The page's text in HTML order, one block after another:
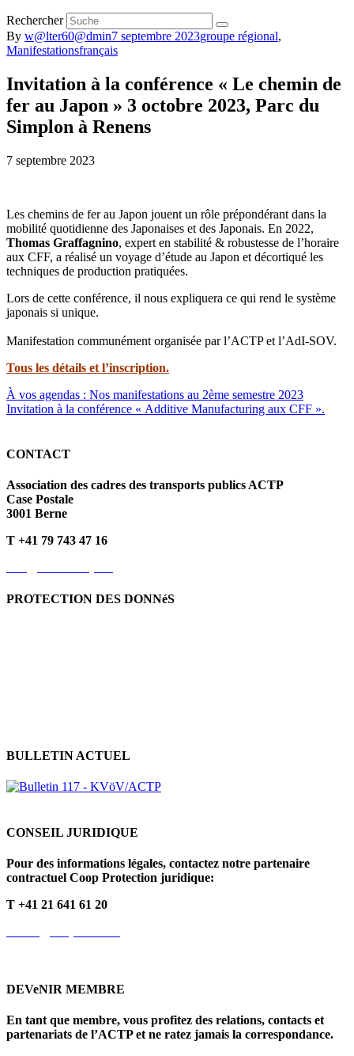
Rechercher
By w@lter60@dmin7 septembre 2023groupe régional,
Manifestationsfrançais
Invitation à la conférence « Le chemin de
fer au Japon » 3 octobre 2023, Parc du
Simplon à Renens
7 septembre 2023
Les chemins de fer au Japon jouent un rôle prépondérant dans la
mobilité quotidienne des Japonaises et des Japonais. En 2022,
Thomas Graffagnino, expert en stabilité & robustesse de l’horaire
aux CFF, a réalisé un voyage d’étude au Japon et décortiqué les
techniques de production pratiquées.
Lors de cette conférence, il nous expliquera ce qui rend le système
japonais si unique.
Manifestation communément organisée par l’ACTP et l’AdI-SOV.
Tous les détails et l’inscription.
À vos agendas : Nos manifestations au 2ème semestre 2023
Invitation à la conférence « Additive Manufacturing aux CFF ».
CONTACT
Association des cadres des transports publics ACTP
Case Postale
3001 Berne
T +41 79 743 47 16
PROTECTION DES DONNéS
BULLETIN ACTUEL
CONSEIL JURIDIQUE
Pour des informations légales, contactez notre partenaire
contractuel Coop Protection juridique:
T +41 21 641 61 20
DEVeNIR MEMBRE
En tant que membre, vous profitez des relations, contacts et
partenariats de l’ACTP et ne ratez jamais la correspondance.